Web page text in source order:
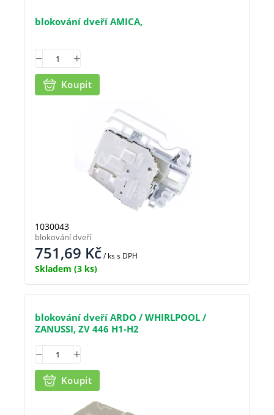
blokování dveří AMICA,
1030043
751,69 Kč/ kss DPH
Skladem (3 ks)
Koupit
blokování dveří
blokování dveří ARDO / WHIRLPOOL /
ZANUSSI, ZV 446 H1-H2
Koupit